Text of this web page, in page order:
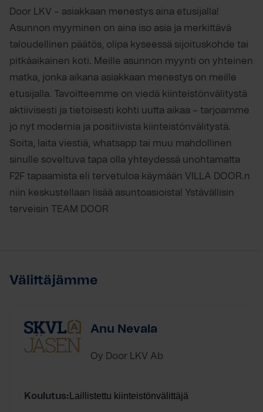
Door LKV – asiakkaan menestys aina etusijalla!
Asunnon myyminen on aina iso asia ja merkittävä
taloudellinen päätös, olipa kyseessä sijoituskohde tai
pitkäaikainen koti. Meille asunnon myynti on yhteinen
matka, jonka aikana asiakkaan menestys on meille
etusijalla. Tavoitteemme on viedä kiinteistönvälitystä
aktiivisesti ja tietoisesti kohti uutta aikaa – tarjoamme
jo nyt modernia ja positiivista kiinteistönvälitystä.
Soita, laita viestiä, whatsapp tai muu mahdollinen
sinulle soveltuva tapa olla yhteydessä unohtamatta
F2F tapaamista eli tervetuloa käymään VILLA DOOR.n
niin keskustellaan lisää asuntoasioista! Ystävällisin
terveisin TEAM DOOR
Välittäjämme
Anu Nevala
Oy Door LKV Ab
Koulutus: Laillistettu kiinteistönvälittäjä